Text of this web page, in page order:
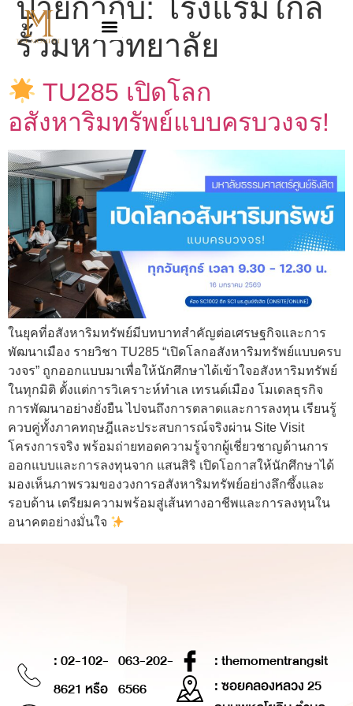
ป้ายกำกับ: โรงแรมใกล้
รั้วมหาวิทยาลัย
TU285 เปิดโลก
อสังหาริมทรัพย์แบบครบวงจร!
ในยุคที่อสังหาริมทรัพย์มีบทบาทสำคัญต่อเศรษฐกิจและการ
พัฒนาเมือง รายวิชา TU285 “เปิดโลกอสังหาริมทรัพย์แบบครบ
วงจร” ถูกออกแบบมาเพื่อให้นักศึกษาได้เข้าใจอสังหาริมทรัพย์
ในทุกมิติ ตั้งแต่การวิเคราะห์ทำเล เทรนด์เมือง โมเดลธุรกิจ
การพัฒนาอย่างยั่งยืน ไปจนถึงการตลาดและการลงทุน เรียนรู้
ควบคู่ทั้งภาคทฤษฎีและประสบการณ์จริงผ่าน Site Visit
โครงการจริง พร้อมถ่ายทอดความรู้จากผู้เชี่ยวชาญด้านการ
ออกแบบและการลงทุนจาก แสนสิริ เปิดโอกาสให้นักศึกษาได้
มองเห็นภาพรวมของวงการอสังหาริมทรัพย์อย่างลึกซึ้งและ
รอบด้าน เตรียมความพร้อมสู่เส้นทางอาชีพและการลงทุนใน
อนาคตอย่างมั่นใจ
: 02-102-
8621 หรือ
063-202-
6566
: themomentrangsit
: ซอยคลองหลวง 25